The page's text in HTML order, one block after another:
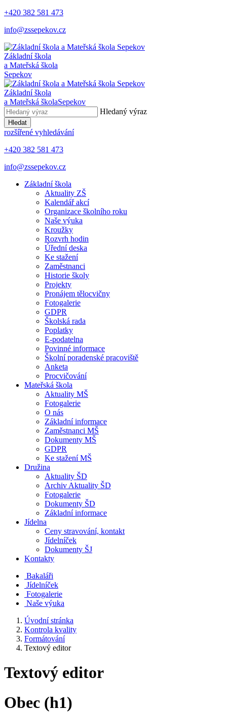
+420 382 581 473
info@zssepekov.cz
Základní škola
a Mateřská škola
Sepekov
Základní škola
a Mateřská školaSepekov
Hledaný výraz
Hledat
rozšířené vyhledávání
+420 382 581 473
info@zssepekov.cz
Základní škola
Aktuality ZŠ
Kalendář akcí
Organizace školního roku
Naše výuka
Kroužky
Rozvrh hodin
Úřední deska
Ke stažení
Zaměstnanci
Historie školy
Projekty
Pronájem tělocvičny
Fotogalerie
GDPR
Školská rada
Poplatky
E-podatelna
Povinné informace
Školní poradenské pracoviště
Anketa
Procvičování
Mateřská škola
Aktuality MŠ
Fotogalerie
O nás
Základní informace
Zaměstnanci MŠ
Dokumenty MŠ
GDPR
Ke stažení MŠ
Družina
Aktuality ŠD
Archiv Aktuality ŠD
Fotogalerie
Dokumenty ŠD
Základní informace
Jídelna
Ceny stravování, kontakt
Jídelníček
Dokumenty ŠJ
Kontakty
Bakaláři
Jídelníček
Fotogalerie
Naše výuka
Úvodní stránka
Kontrola kvality
Formátování
Textový editor
Textový editor
Obec (h1)